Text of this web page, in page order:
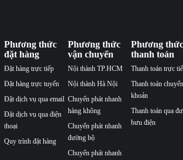
Phương thức
đặt hàng
Đặt hàng trực tiếp
Đặt hàng trực tuyến
Đặt dịch vụ qua email
Đặt dịch vụ qua điện
thoại
Quy trình đặt hàng
Phương thức
vận chuyển
Nội thành TP.HCM
Nội thành Hà Nội
Chuyển phát nhanh
hàng không
Chuyển phát nhanh
đường bộ
Chuyển phát nhanh
Phương thức
thanh toán
Thanh toán trực
Thanh toán chuyển
khoản
Thanh toán qua
bưu điện